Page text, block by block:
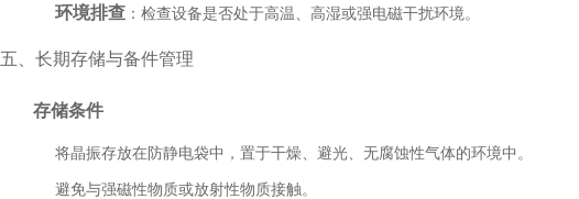
环境排查 ：检查设备是否处于高温、高湿或强电磁干扰环境。
五、长期存储与备件管理
存储条件
将晶振存放在防静电袋中，置于干燥、避光、无腐蚀性气体的环境中。
避免与强磁性物质或放射性物质接触。